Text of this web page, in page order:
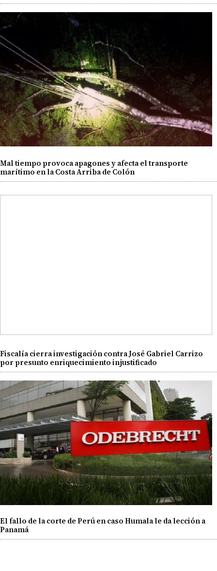
Mal tiempo provoca apagones y afecta el transporte
marítimo en la Costa Arriba de Colón
Fiscalía cierra investigación contra José Gabriel Carrizo
por presunto enriquecimiento injustificado
El fallo de la corte de Perú en caso Humala le da lección a
Panamá